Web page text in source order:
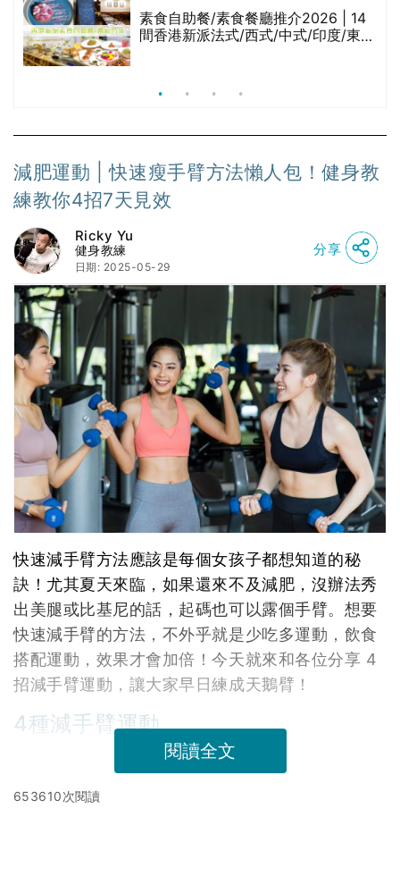
素食自助餐/素食餐廳推介2026 | 14
間香港新派法式/西式/中式/印度/東南
減肥運動 | 快速瘦手臂方法懶人包！健身教
練教你4招7天見效
Ricky Yu
健身教練
日期: 2025-05-29
分享
快速減手臂方法應該是每個女孩子都想知道的秘
訣！尤其夏天來臨，如果還來不及減肥，沒辦法秀
出美腿或比基尼的話，起碼也可以露個手臂。想要
快速減手臂的方法，不外乎就是少吃多運動，飲食
搭配運動，效果才會加倍！今天就來和各位分享 4
招減手臂運動，讓大家早日練成天鵝臂！
4種減手臂運動
閱讀全文
653610次閱讀